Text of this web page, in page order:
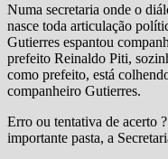
Numa secretaria onde o
nasce toda articulação
Gutierres espantou
prefeito Reinaldo Piti,
como prefeito, está
companheiro Gutierres.
Erro ou tentativa de acerto
importante pasta, a